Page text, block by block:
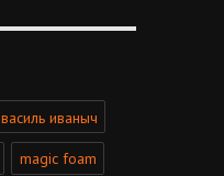
василь иваныч
magic foam